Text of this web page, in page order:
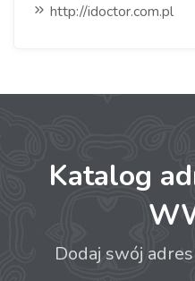
http://idoctor.com.pl
Katalog
Dodaj swój